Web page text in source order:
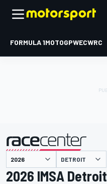
FORMULA 1MOTOGPWECWRC
presentato da DETROIT
2026 IMSA Detroit